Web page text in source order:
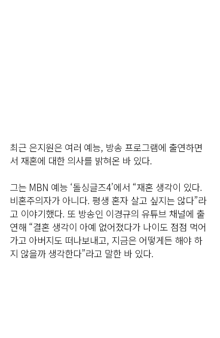
최근 은지원은 여러 예능, 방송 프로그램에 출연하면
서 재혼에 대한 의사를 밝혀온 바 있다.
그는 MBN 예능 ‘돌싱글즈4’에서 “재혼 생각이 있다.
비혼주의자가 아니다. 평생 혼자 살고 싶지는 않다”라
고 이야기했다. 또 방송인 이경규의 유튜브 채널에 출
연해 “결혼 생각이 아예 없어졌다가 나이도 점점 먹어
가고 아버지도 떠나보내고, 지금은 어떻게든 해야 하
지 않을까 생각한다”라고 말한 바 있다.